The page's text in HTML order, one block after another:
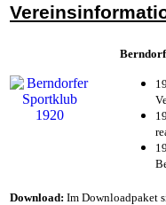
Download: Im Downloadpaket